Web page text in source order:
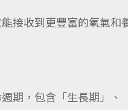
接收到更豐富的氧氣
期，包含「生長期」